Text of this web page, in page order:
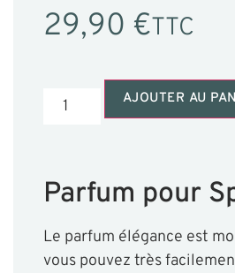
29,90 €TTC
AJOUTER AU
Parfum pour
Le parfum élégance est
vous pouvez très